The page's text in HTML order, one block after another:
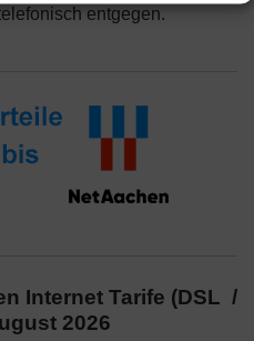
entgegen.
Internet Tarife (DSL /
2026